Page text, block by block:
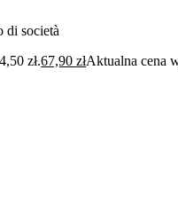
di società
zł.67,90złAktualna cena